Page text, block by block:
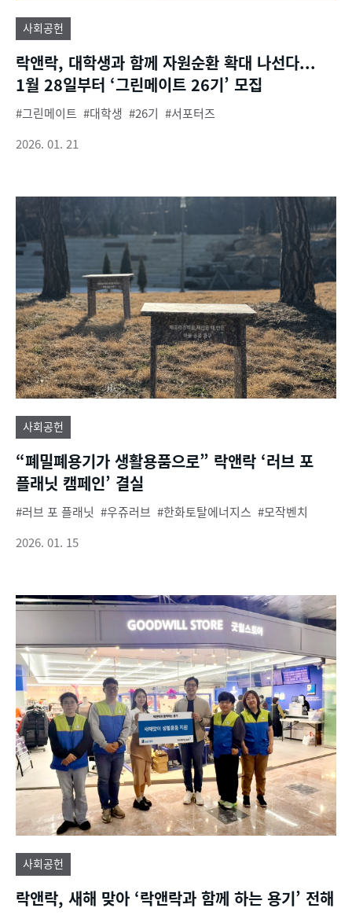
사회공헌
락앤락, 대학생과 함께 자원순환 확대 나선다...
1월 28일부터 ‘그린메이트 26기’ 모집
그린메이트 대학생 26기
서포터즈
2026. 01. 21
사회공헌
“폐밀폐용기가 생활용품으로” 락앤락 ‘러브 포
플래닛 캠페인’ 결실
러브 포 플래닛 우쥬러브 한화토탈에너지스
모작벤치
2026. 01. 15
사회공헌
락앤락, 새해 맞아 ‘락앤락과 함께 하는 용기’ 전해